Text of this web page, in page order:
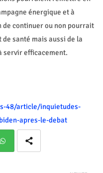
énergique et à
continuer ou non pourrait
santé mais aussi de la
servir efficacement.
48/article/inquietudes-
apres-le-debat